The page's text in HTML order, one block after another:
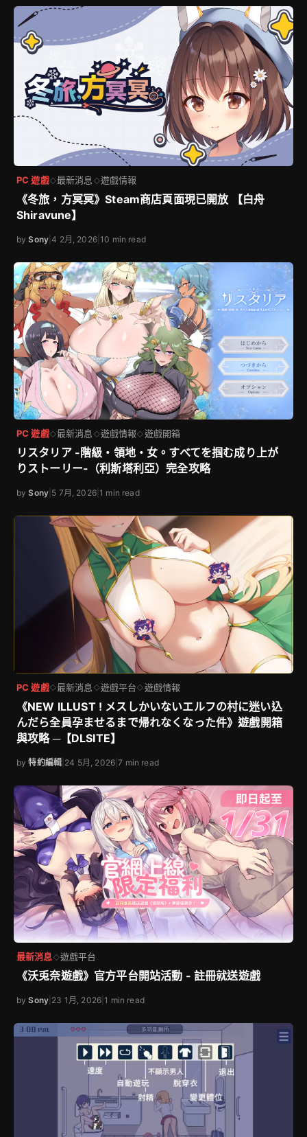
PC 遊戲◇最新消息 ◇遊戲情報
《冬旅，方冥冥》Steam商店頁面現已開放 【白舟
Shiravune】
bySony |4 2月, 2026|10 min read
PC 遊戲◇最新消息 ◇遊戲情報◇遊戲開箱
リスタリア -階級・領地・女。すべてを掴む成り上が
りストーリー-（利斯塔利亞）完全攻略
bySony 5 7月, 2026|1 min read
PC 遊戲◇最新消息 ◇遊戲平台◇遊戲情報
《NEW ILLUST ! メスしかいないエルフの村に迷い込
んだら全員孕ませるまで帰れなくなった件》遊戲開箱
與攻略 ─【DLSITE】
by特約編輯 24 5月, 2026 |7 min read
最新消息◇遊戲平台
《沃兎奈遊戲》官方平台開站活動 - 註冊就送遊戲
bySony 23 1月, 2026 |1 min read